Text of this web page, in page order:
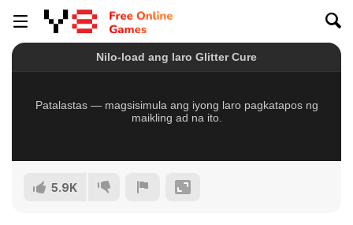
5.9K